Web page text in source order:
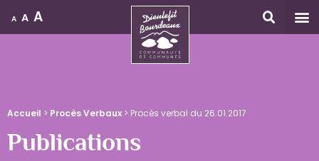
A A A
Accueil > Procès Verbaux > Procès verbal du 26.01.2017
Publications